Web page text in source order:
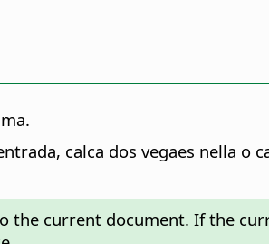
calca dos vegaes nella o
the current document. If the